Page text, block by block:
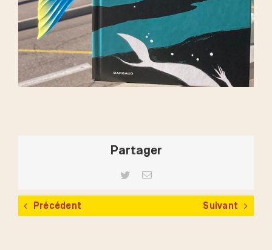
Partager
TwitterEmail
Précédent Suivant